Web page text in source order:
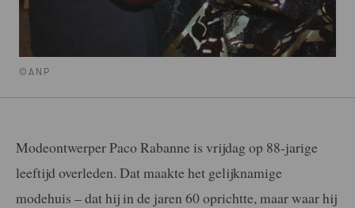
©ANP
Modeontwerper Paco Rabanne is vrijdag op 88-jarige
leeftijd overleden. Dat maakte het gelijknamige
modehuis – dat hij in de jaren 60 oprichtte, maar waar hij